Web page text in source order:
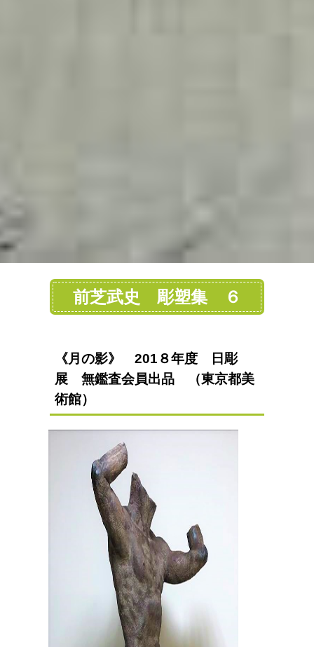
前芝武史 彫塑集 ６
《月の影》 201８年度 日彫
展 無鑑査会員出品 （東京都美
術館）